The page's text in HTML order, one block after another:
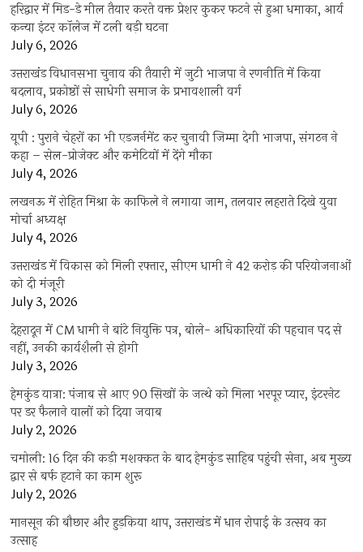
हरिद्वार में मिड-डे मील तैयार करते वक्त प्रेशर कुकर फटने से हुआ धमाका, आर्य
कन्या इंटर कॉलेज में टली बड़ी घटना
July 6, 2026
उत्तराखंंड विधानसभा चुनाव की तैयारी में जुटी भाजपा ने रणनीति में किया
बदलाव, प्रकोष्ठों से साधेगी समाज के प्रभावशाली वर्ग
July 6, 2026
यूपी : पुराने चेहरों का भी एडजर्नमेंट कर चुनावी जिम्मा देगी भाजपा, संगठन ने
कहा – सेल-प्रोजेक्ट और कमेटियों में देंगे मौका
July 4, 2026
लखनऊ में रोहित मिश्रा के काफिले ने लगाया जाम, तलवार लहराते दिखे युवा
मोर्चा अध्यक्ष
July 4, 2026
उत्तराखंड में विकास को मिली रफ्तार, सीएम धामी ने 42 करोड़ की परियोजनाओं
को दी मंजूरी
July 3, 2026
देहरादून में CM धामी ने बांटे नियुक्ति पत्र, बोले- अधिकारियों की पहचान पद से
नहीं, उनकी कार्यशैली से होगी
July 3, 2026
हेमकुंड यात्रा: पंजाब से आए 90 सिखों के जत्थे को मिला भरपूर प्यार, इंटरनेट
पर डर फैलाने वालों को दिया जवाब
July 2, 2026
चमोली: 16 दिन की कड़ी मशक्कत के बाद हेमकुंड साहिब पहुंची सेना, अब मुख्य
द्वार से बर्फ हटाने का काम शुरू
July 2, 2026
मानसून की बौछार और हुड़किया थाप, उत्तराखंड में धान रोपाई के उत्सव का
उत्साह